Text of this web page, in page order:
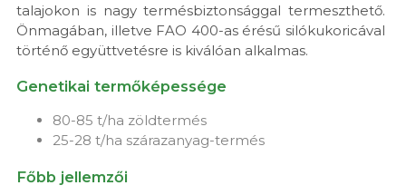
talajokon is nagy termésbiztonsággal termeszthető.
Önmagában, illetve FAO 400-as érésű silókukoricával
történő együttvetésre is kiválóan alkalmas.
Genetikai termőképessége
80-85 t/ha zöldtermés
25-28 t/ha szárazanyag-termés
Főbb jellemzői